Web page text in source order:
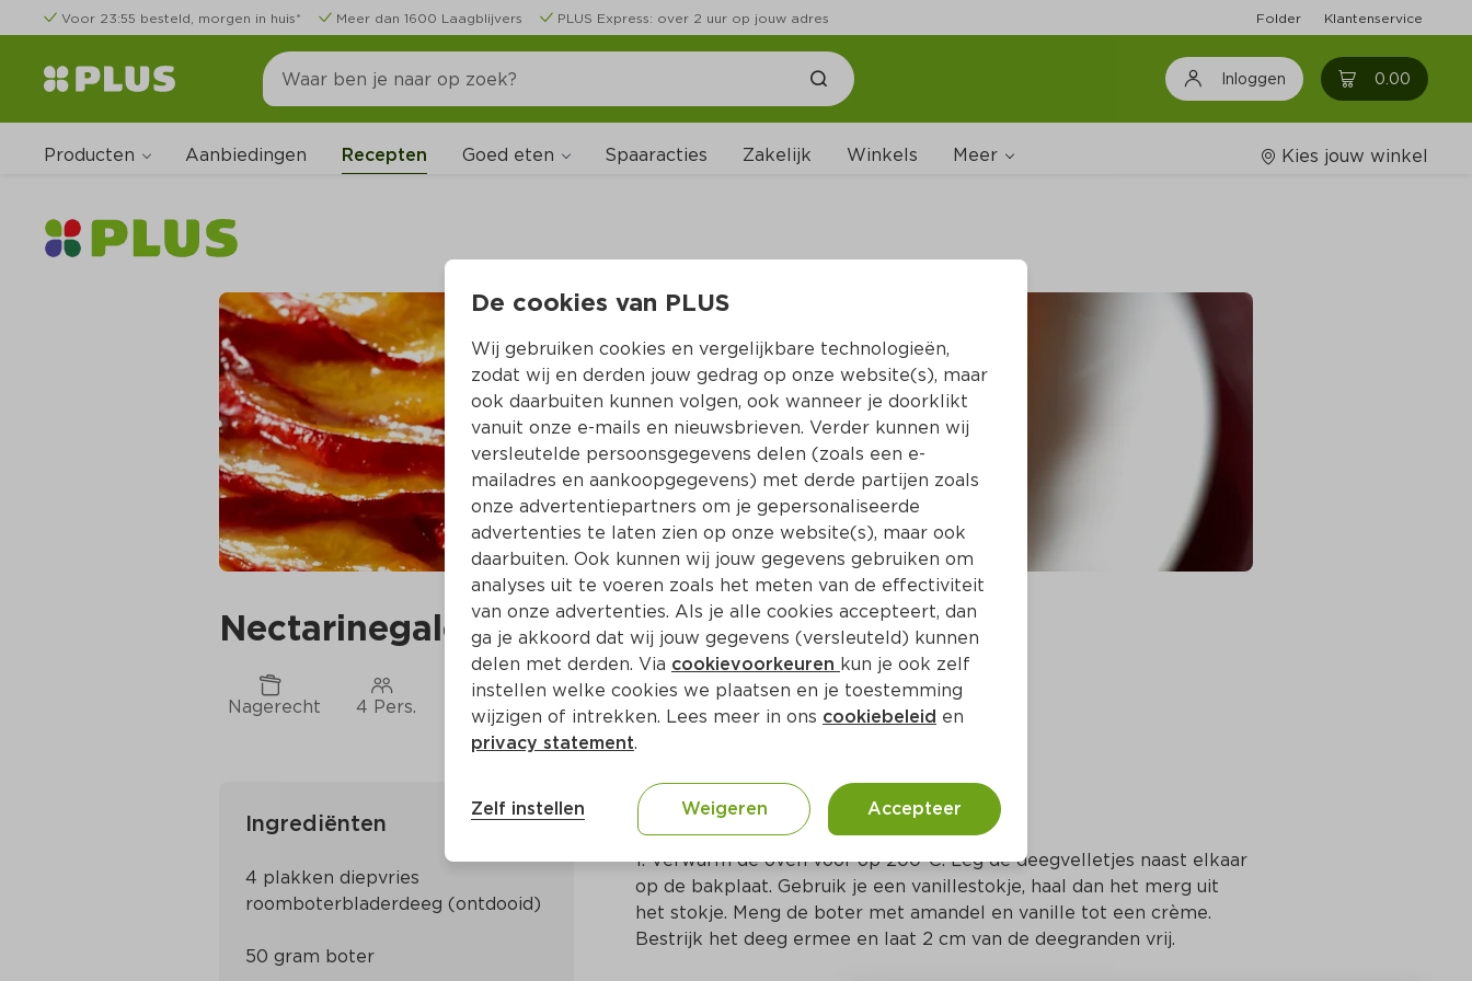
Voor 23:55 besteld, morgen in huis* Meer dan 1600 Laagblijvers PLUS Express: over 2 uur op jouw adres Folder Klantenservice
Inloggen 0.00 0
Producten Aanbiedingen Recepten Goed eten Spaaracties Zakelijk Winkels Meer
Wijnshop
Kies jouw winkel
Nectarinegalette
Nagerecht 4 Pers. Ca. 15 Min Europees
Ingrediënten
4 plakken diepvries
Bereidingswijze
1. Verwarm de oven voor op 200°C. Leg de deegvelletjes naast elkaar
op de bakplaat. Gebruik je een vanillestokje, haal dan het merg uit
het stokje. Meng de boter met amandel en vanille tot een crème.
Bestrijk het deeg ermee en laat 2 cm van de deegranden vrij.
De cookies van PLUS
Wij gebruiken cookies en vergelijkbare technologieën,
zodat wij en derden jouw gedrag op onze website(s), maar
ook daarbuiten kunnen volgen, ook wanneer je doorklikt
vanuit onze e-mails en nieuwsbrieven. Verder kunnen wij
versleutelde persoonsgegevens delen (zoals een e-
mailadres en aankoopgegevens) met derde partijen zoals
onze advertentiepartners om je gepersonaliseerde
advertenties te laten zien op onze website(s), maar ook
daarbuiten. Ook kunnen wij jouw gegevens gebruiken om
analyses uit te voeren zoals het meten van de effectiviteit
van onze advertenties. Als je alle cookies accepteert, dan
ga je akkoord dat wij jouw gegevens (versleuteld) kunnen
delen met derden. Via cookievoorkeuren kun je ook zelf
instellen welke cookies we plaatsen en je toestemming
wijzigen of intrekken. Lees meer in ons cookiebeleid en
privacy statement.
Zelf instellen Weigeren Accepteer